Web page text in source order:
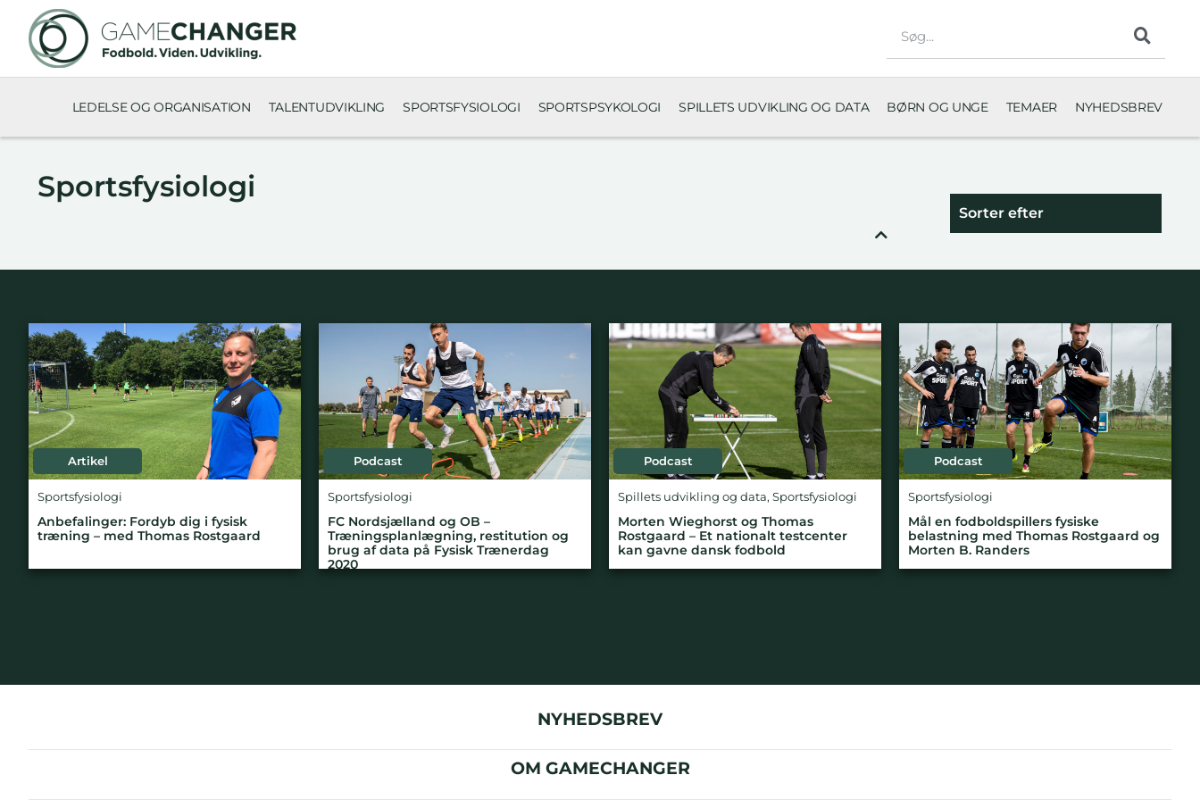
LEDELSE OG ORGANISATION TALENTUDVIKLING SPORTSFYSIOLOGI SPORTSPSYKOLOGI SPILLETS UDVIKLING OG DATA BØRN OG UNGE TEMAER NYHEDSBREV
Sportsfysiologi
Sorter efter
Artikel
Sportsfysiologi
Anbefalinger: Fordyb dig i fysisk
træning – med Thomas Rostgaard
Podcast
Sportsfysiologi
FC Nordsjælland og OB –
Træningsplanlægning, restitution og
brug af data på Fysisk Trænerdag
2020
Podcast
Spillets udvikling og data, Sportsfysiologi
Morten Wieghorst og Thomas
Rostgaard – Et nationalt testcenter
kan gavne dansk fodbold
Podcast
Sportsfysiologi
Mål en fodboldspillers fysiske
belastning med Thomas Rostgaard og
Morten B. Randers
NYHEDSBREV
OM GAMECHANGER